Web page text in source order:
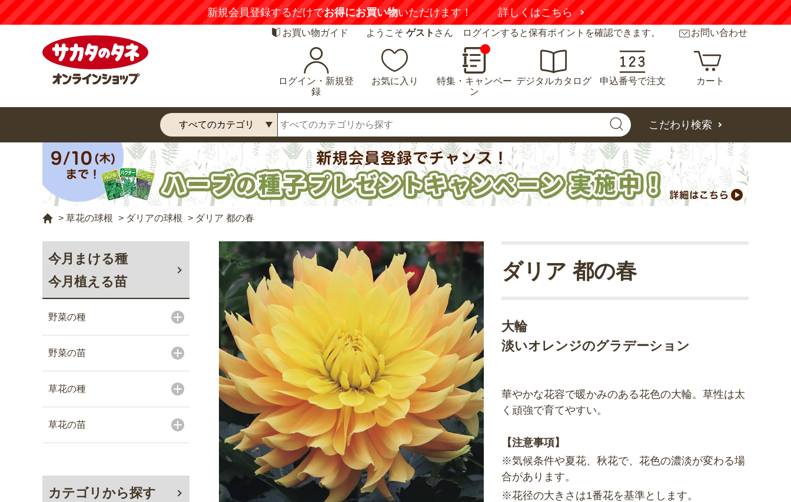
新規会員登録するだけでお得にお買い物いただけます！ 詳しくはこちら
お買い物ガイド ようこそ ゲスト さん ログインすると保有ポイントを確認できます。 お問い合わせ
ログイン・新規登
録
お気に入り
特集・キャンペー
ン
デジタルカタログ 申込番号で注文 カート
こだわり検索
> 草花の球根 > ダリアの球根 > ダリア 都の春
今月まける種
今月植える苗
野菜の種
野菜の苗
草花の種
草花の苗
カテゴリから探す
大輪
淡いオレンジのグラデーション
ダリア 都の春
華やかな花容で暖かみのある花色の大輪。草性は太
く頑強で育てやすい。
【注意事項】
※気候条件や夏花、秋花で、花色の濃淡が変わる場
合があります。
※花径の大きさは1番花を基準とします。